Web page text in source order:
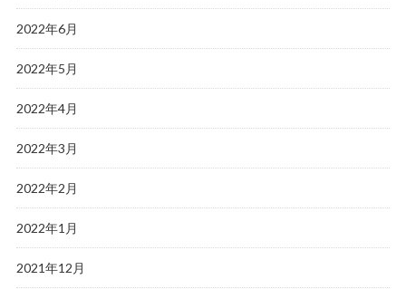
2022年6月
2022年5月
2022年4月
2022年3月
2022年2月
2022年1月
2021年12月